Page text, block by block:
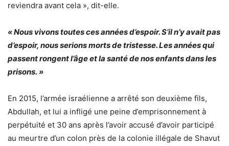
reviendra avant cela », dit-elle.
« Nous vivons toutes ces années d’espoir. S’il n’y avait pas
d’espoir, nous serions morts de tristesse. Les années qui
passent rongent l’âge et la santé de nos enfants dans les
prisons. »
En 2015, l’armée israélienne a arrêté son deuxième fils,
Abdullah, et lui a infligé une peine d’emprisonnement à
perpétuité et 30 ans après l’avoir accusé d’avoir participé
au meurtre d’un colon près de la colonie illégale de Shavut